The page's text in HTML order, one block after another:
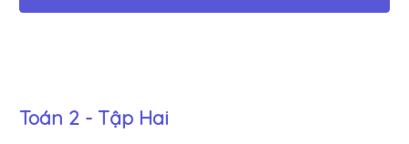
Toán 2 - Tập Hai